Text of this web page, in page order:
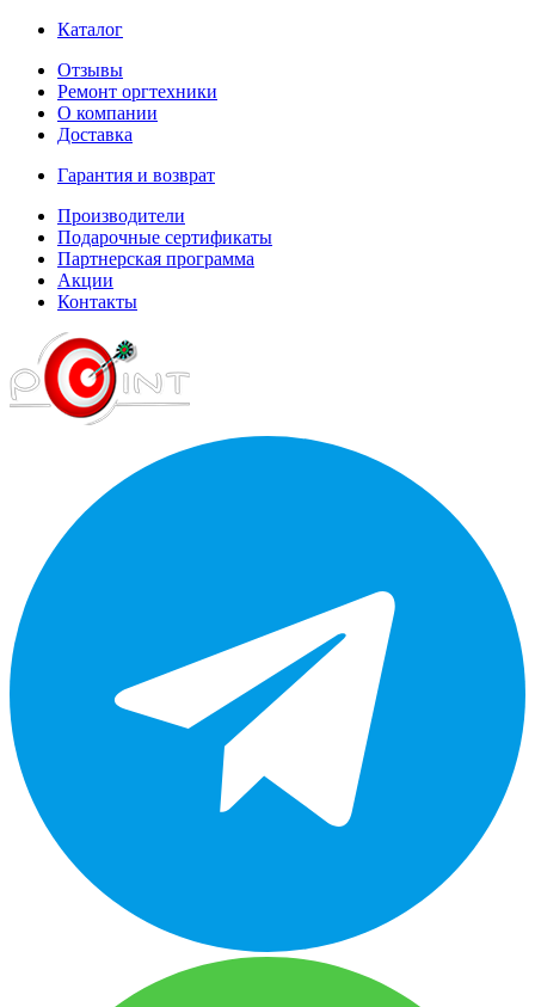
Каталог
Отзывы
Ремонт оргтехники
О компании
Доставка
Гарантия и возврат
Производители
Подарочные сертификаты
Партнерская программа
Акции
Контакты